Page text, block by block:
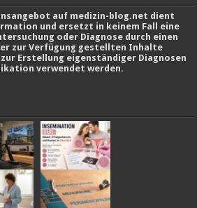
auf medizin-blog.net dient
und ersetzt in keinem Fall eine
oder Diagnose durch einen
zur Verfügung gestellten Inhalte
Erstellung eigenständiger Diagnosen
verwendet werden.